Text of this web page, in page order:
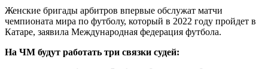
Женские бригады арбитров впервые обслужат матчи
чемпионата мира по футболу, который в 2022 году пройдет в
Катаре, заявила Международная федерация футбола.
На ЧМ будут работать три связки судей: